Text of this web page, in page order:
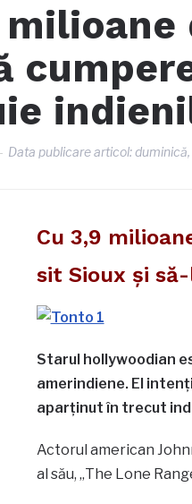
Data publicare articol:
Cu 3,9
sit Sioux şi
Starul hollywoodian
amerindiene. El
aparţinut în trecut
Actorul american
al său, „The Lone